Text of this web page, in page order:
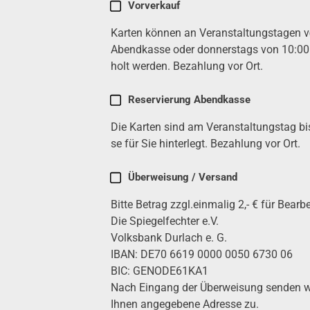
Karten
fen (erfor­
der­
lich)
Vor­ver­kauf
Karten kön­nen an Ver­an­stal­tungs­ta­gen
Abend­kas­se oder don­ners­tags von
holt wer­den. Bezah­lung vor Ort.
Reser­vie­rung Abend­kas­se
Die Karten sind am Ver­an­stal­tungs­tag
se für Sie hin­ter­legt. Bezah­lung vor Ort.
Über­wei­sung / Ver­sand
Bit­te Betrag zzgl.einmalig 2,- € für
Die Spie­gel­fech­ter e.V.
Volks­bank Dur­lach e. G.
IBAN: DE70 6619 0000 0050 6730 06
BIC: GENODE61KA1
Nach Ein­gang der Über­wei­sung sen­den
Ihnen ange­ge­be­ne Adres­se zu.